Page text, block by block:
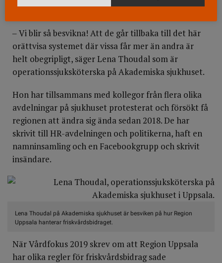
‒ Vi blir så besvikna! Att de går tillbaka till det här
orättvisa systemet där vissa får mer än andra är
helt obegripligt, säger Lena Thoudal som är
operationssjuksköterska på Akademiska sjukhuset.
Hon har tillsammans med kollegor från flera olika
avdelningar på sjukhuset protesterat och försökt få
regionen att ändra sig ända sedan 2018. De har
skrivit till HR-avdelningen och politikerna, haft en
namninsamling och en Facebookgrupp och skrivit
insändare.
Lena Thoudal på Akademiska sjukhuset är besviken på hur Region
Uppsala hanterar friskvårdsbidraget.
När Vårdfokus 2019 skrev om att Region Uppsala
har olika regler för friskvårdsbidrag sade